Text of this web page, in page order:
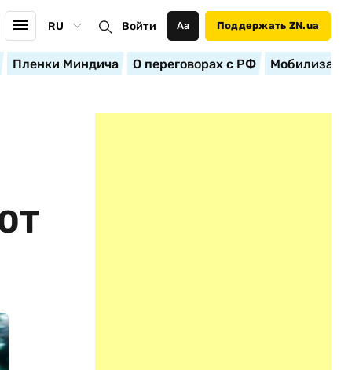
RU Войти Аа Поддержать ZN.ua
Пленки Миндича О переговорах с РФ